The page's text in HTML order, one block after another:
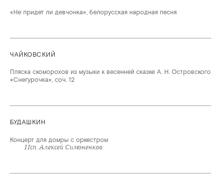
«Не придет ли девчонка», белорусская народная песня
ЧАЙКОВСКИЙ
Пляска скоморохов из музыки к весенней сказке А. Н. Островского
«Снегурочка», соч. 12
БУДАШКИН
Концерт для домры с оркестром
Исп. Алексей Симоненков